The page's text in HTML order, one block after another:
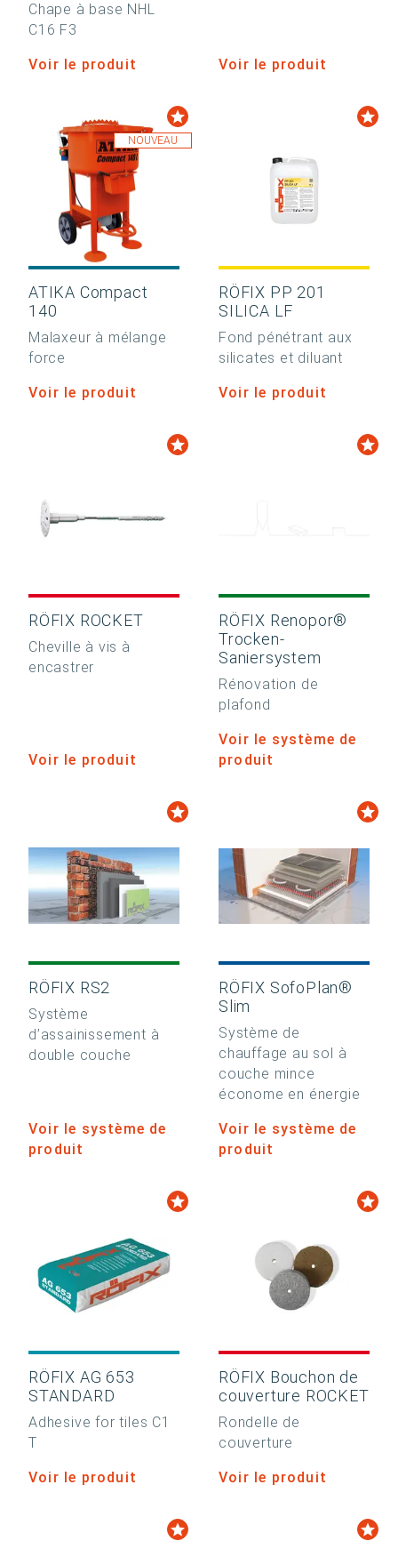
Chape à base NHL
C16 F3
Voir le produit Voir le produit
NOUVEAU
ATIKA Compact
140
Malaxeur à mélange
force
Voir le produit
RÖFIX PP 201
SILICA LF
Fond pénétrant aux
silicates et diluant
Voir le produit
RÖFIX ROCKET
Cheville à vis à
encastrer
Voir le produit
RÖFIX Renopor®
Trocken-
Saniersystem
Rénovation de
plafond
Voir le système de
produit
RÖFIX RS2
Système
d’assainissement à
double couche
Voir le système de
produit
RÖFIX SofoPlan®
Slim
Système de
chauffage au sol à
couche mince
économe en énergie
Voir le système de
produit
RÖFIX AG 653
STANDARD
Adhesive for tiles C1
T
Voir le produit
RÖFIX Bouchon de
couverture ROCKET
Rondelle de
couverture
Voir le produit